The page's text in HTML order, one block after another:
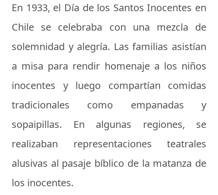
En 1933, el Día de los Santos Inocentes en
Chile se celebraba con una mezcla de
solemnidad y alegría. Las familias asistían
a misa para rendir homenaje a los niños
inocentes y luego compartían comidas
tradicionales como empanadas y
sopaipillas. En algunas regiones, se
realizaban representaciones teatrales
alusivas al pasaje bíblico de la matanza de
los inocentes.